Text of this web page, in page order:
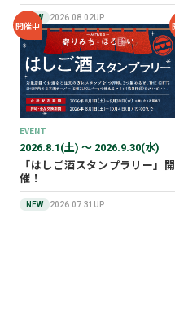
NEW 2026.08.02UP
開催中
EVENT
2026.8.1(土) 〜 2026.9.30(水)
「はしご酒スタンプラリー」開
催！
NEW 2026.07.31UP